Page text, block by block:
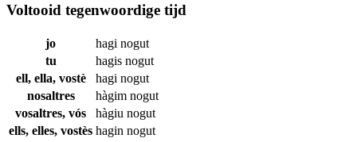
Voltooid tegenwoordige tijd
jo hagi nogut
tu
hagis nogut
ell, ella, vostè
hagi nogut
nosaltres
hàgim nogut
vosaltres, vós
hàgiu nogut
ells, elles, vostès hagin nogut